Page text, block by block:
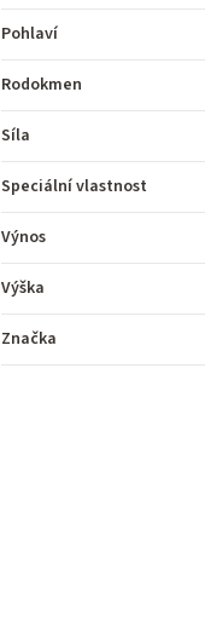
Pohlaví
Rodokmen
Síla
Speciální vlastnost
Výnos
Výška
Značka